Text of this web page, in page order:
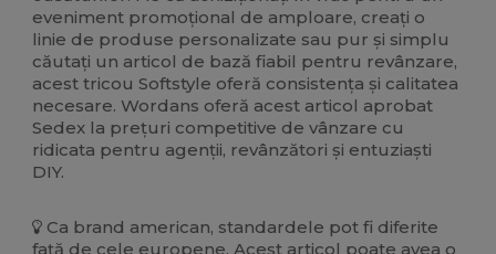
eveniment promoțional de amploare, creați o
linie de produse personalizate sau pur și simplu
căutați un articol de bază fiabil pentru revânzare,
acest tricou Softstyle oferă consistența și calitatea
necesare. Wordans oferă acest articol aprobat
Sedex la prețuri competitive de vânzare cu
ridicata pentru agenții, revânzători și entuziaști
DIY.
Ca brand american, standardele pot fi diferite
față de cele europene. Acest articol poate avea o